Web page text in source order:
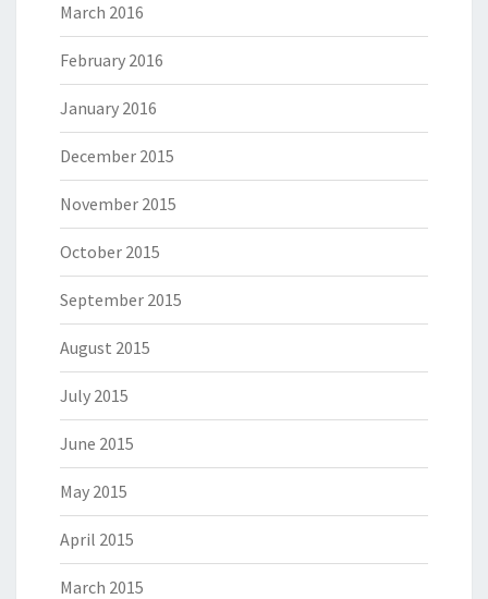
March 2016
February 2016
January 2016
December 2015
November 2015
October 2015
September 2015
August 2015
July 2015
June 2015
May 2015
April 2015
March 2015